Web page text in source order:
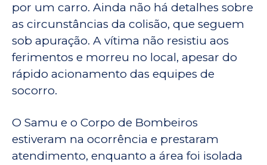
por um carro. Ainda não há detalhes sobre
as circunstâncias da colisão, que seguem
sob apuração. A vítima não resistiu aos
ferimentos e morreu no local, apesar do
rápido acionamento das equipes de
socorro.
O Samu e o Corpo de Bombeiros
estiveram na ocorrência e prestaram
atendimento, enquanto a área foi isolada